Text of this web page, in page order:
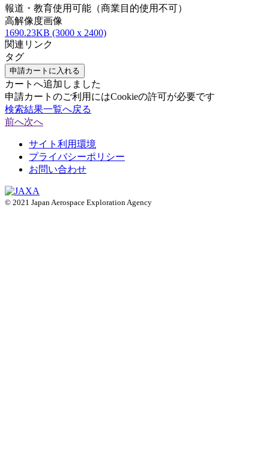
報道・教育使用可能（商業目的使用不可）
高解像度画像
1690.23KB (3000 x 2400)
関連リンク
タグ
申請カートに入れる
カートへ追加しました
申請カートのご利用にはCookieの許可が必要です
検索結果一覧へ戻る
前へ次へ
サイト利用環境
プライバシーポリシー
お問い合わせ
© 2021 Japan Aerospace Exploration Agency